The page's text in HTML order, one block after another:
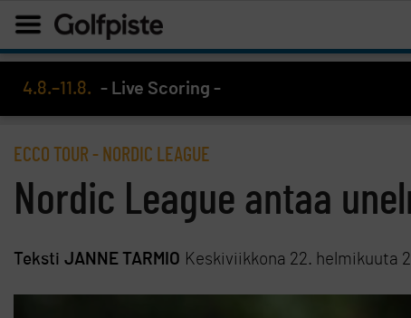
4.8.–11.8. - Live Scoring -
ECCO TOUR - NORDIC LEAGUE
Nordic League antaa
Teksti JANNE TARMIO Keskiviikkona 22. helmikuuta